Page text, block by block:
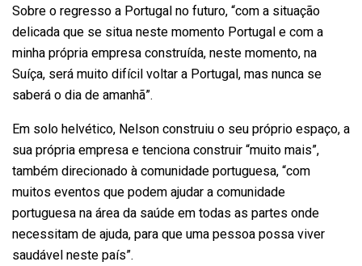
Sobre o regresso a Portugal no futuro, “com a situação
delicada que se situa neste momento Portugal e com a
minha própria empresa construída, neste momento, na
Suíça, será muito difícil voltar a Portugal, mas nunca se
saberá o dia de amanhã”.
Em solo helvético, Nelson construiu o seu próprio espaço, a
sua própria empresa e tenciona construir “muito mais”,
também direcionado à comunidade portuguesa, “com
muitos eventos que podem ajudar a comunidade
portuguesa na área da saúde em todas as partes onde
necessitam de ajuda, para que uma pessoa possa viver
saudável neste país”.